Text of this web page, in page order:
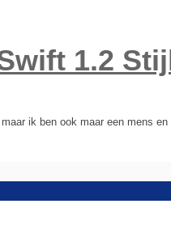
1.2
ik ben ook maar een mens